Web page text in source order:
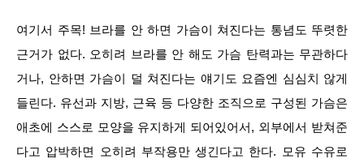
여기서 주목! 브라를 안 하면 가슴이 쳐진다는 통념도 뚜렷한
근거가 없다. 오히려 브라를 안 해도 가슴 탄력과는 무관하다
거나, 안하면 가슴이 덜 쳐진다는 얘기도 요즘엔 심심치 않게
들린다. 유선과 지방, 근육 등 다양한 조직으로 구성된 가슴은
애초에 스스로 모양을 유지하게 되어있어서, 외부에서 받쳐준
다고 압박하면 오히려 부작용만 생긴다고 한다. 모유 수유로